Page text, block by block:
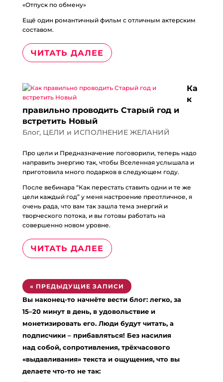
«Отпуск по обмену»
Ещё один романтичный фильм с отличным актерским
составом.
ЧИТАТЬ ДАЛЕЕ
Ка
к
правильно проводить Старый год и
встретить Новый
Блог, ЦЕЛИ и ИСПОЛНЕНИЕ ЖЕЛАНИЙ
Про цели и Предназначение поговорили, теперь надо
направить энергию так, чтобы Вселенная услышала и
приготовила много подарков в следующем году.
После вебинара “Как перестать ставить одни и те же
цели каждый год” у меня настроение преотличное, я
очень рада, что вам так зашла тема энергий и
творческого потока, и вы готовы работать на
совершенно новом уровне.
ЧИТАТЬ ДАЛЕЕ
« ПРЕДЫДУЩИЕ ЗАПИСИ
Вы наконец-то начнёте вести блог: легко, за
15–20 минут в день, в удовольствие и
монетизировать его. Люди будут читать, а
подписчики – прибавляться! Без насилия
над собой, сопротивления, трёхчасового
«выдавливания» текста и ощущения, что вы
делаете что-то не так: